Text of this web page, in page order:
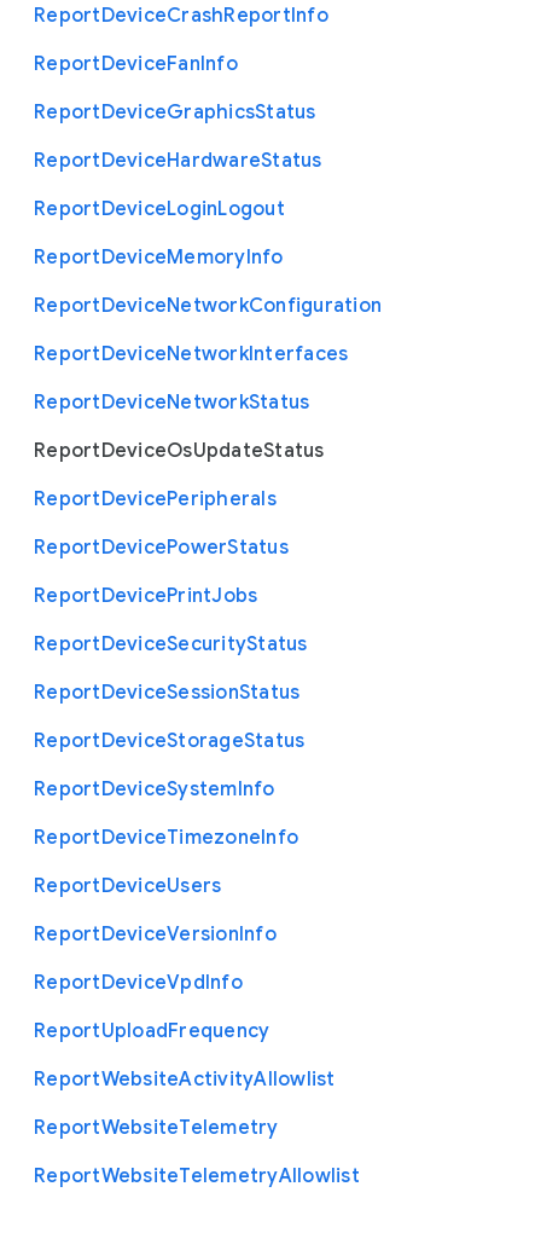
ReportDeviceCrashReportInfo
ReportDeviceFanInfo
ReportDeviceGraphicsStatus
ReportDeviceHardwareStatus
ReportDeviceLoginLogout
ReportDeviceMemoryInfo
ReportDeviceNetworkConfiguration
ReportDeviceNetworkInterfaces
ReportDeviceNetworkStatus
ReportDeviceOsUpdateStatus
ReportDevicePeripherals
ReportDevicePowerStatus
ReportDevicePrintJobs
ReportDeviceSecurityStatus
ReportDeviceSessionStatus
ReportDeviceStorageStatus
ReportDeviceSystemInfo
ReportDeviceTimezoneInfo
ReportDeviceUsers
ReportDeviceVersionInfo
ReportDeviceVpdInfo
ReportUploadFrequency
ReportWebsiteActivityAllowlist
ReportWebsiteTelemetry
ReportWebsiteTelemetryAllowlist